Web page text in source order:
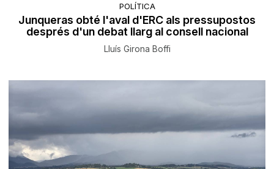
POLÍTICA
Junqueras obté l'aval d'ERC als pressupostos
després d'un debat llarg al consell nacional
Lluís Girona Boffi